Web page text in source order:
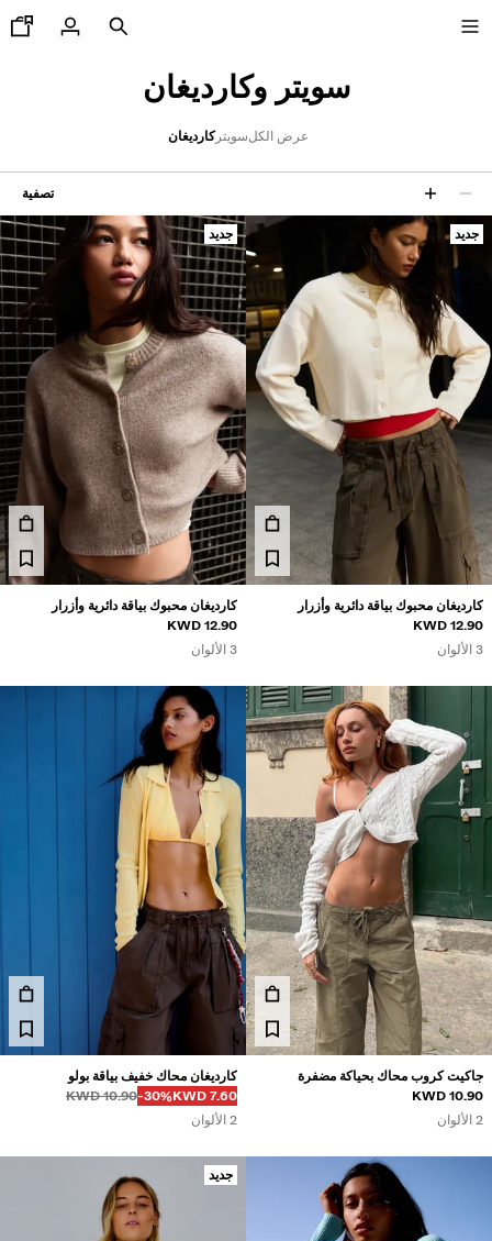
سويتر وكارديغان
عرض الكلسويتركارديغان
تصفية
جديد
كارديغان محبوك بياقة دائرية وأزرار
12.90 KWD
3 الألوان
جديد
كارديغان محبوك بياقة دائرية وأزرار
12.90 KWD
3 الألوان
جاكيت كروب محاك بحياكة مضفرة
10.90 KWD
2 الألوان
كارديغان محاك خفيف بياقة بولو
السعر بالخصم
7.60 KWD
‭-30%‬
10.90 KWD
2 الألوان
جديد
جديدنا
CURATED BY
COMBO WINS %
الكل
و قمصان بولو
جينز
شيرتات
وكارديغان
متناسقة
سباحة
موصى بها
الأكثر مبيعًا
من نوعها
BERSHKA
NEWSLETTER المساعدة